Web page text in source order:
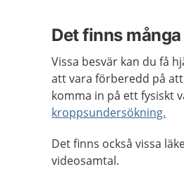
Det finns
Vissa besvär kan du få
att vara förberedd på
komma in på ett fysiskt
kroppsundersökning.
Det finns också vissa
videosamtal.